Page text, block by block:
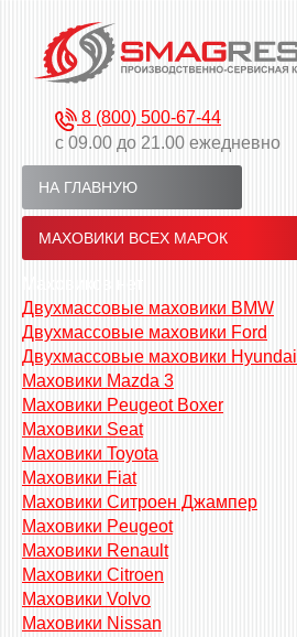
8 (800) 500-67-44
с 09.00 до 21.00 ежедневно
НА ГЛАВНУЮ
МАХОВИКИ ВСЕХ МАРОК
Двухмассовые маховики BMW
Двухмассовые маховики Ford
Двухмассовые маховики Hyundai
Маховики Mazda 3
Маховики Peugeot Boxer
Маховики Seat
Маховики Toyota
Маховики Fiat
Маховики Ситроен Джампер
Маховики Peugeot
Маховики Renault
Маховики Citroen
Маховики Volvo
Маховики Nissan